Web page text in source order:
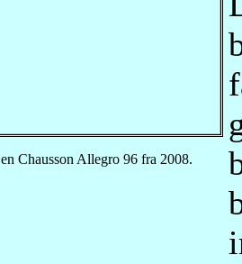
Chausson Allegro 96 fra 2008.